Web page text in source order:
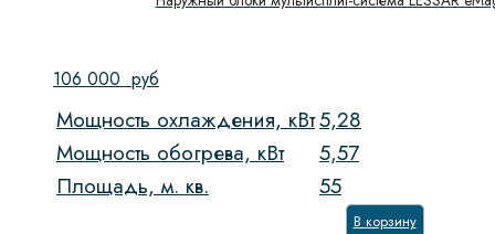
106 000 руб
Мощность охлаждения, кВт5,28
Мощность обогрева, кВт
5,57
Площадь, м. кв.
55
В корзину